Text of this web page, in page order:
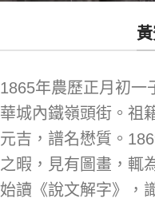
1865年農歷正月初一
華城內鐵嶺頭街。祖
元吉，譜名懋質。
之暇，見有圖畫，輒
始讀《說文解字》，